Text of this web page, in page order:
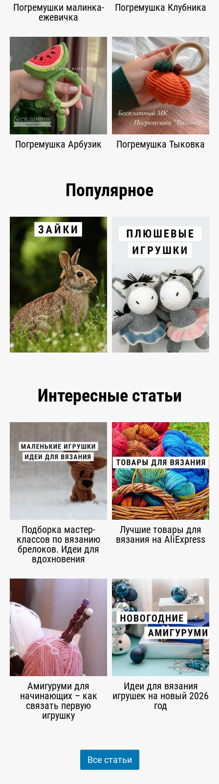
Погремушки малинка-
ежевичка
Погремушка Клубника
Погремушка Арбузик Погремушка Тыковка
Популярное
Интересные статьи
Подборка мастер-
классов по вязанию
брелоков. Идеи для
вдохновения
Лучшие товары для
вязания на AliExpress
Амигуруми для
начинающих – как
связать первую
игрушку
Идеи для вязания
игрушек на новый 2026
год
Все статьи